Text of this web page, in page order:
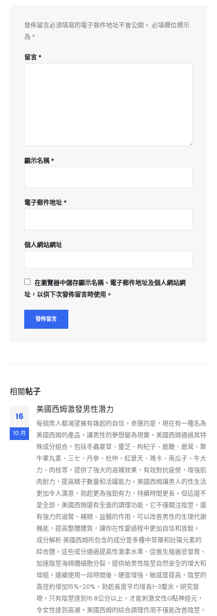
發佈留言必須填寫的電子郵件地址不會公開。 必填欄位標示
為 *
留言 *
顯示名稱*
電子郵件地址 *
個人網站網址
在瀏覽器中儲存顯示名稱、電子郵件地址及個人網站網
址，以供下次發佈留言時使用。
相關帖子
16
10 月
美國西姆激發男性潛力
每個男人都渴望擁有雄起的自信。幸運的是，現在有一種名為
美國西姆的產品，讓男性的夢想變為現實。美國西姆通過其特
殊成分組合，包括冬蟲夏草、靈芝、枸杞子、鹿鞭、鹿茸、犛
牛睾丸素、三七、丹參、杜仲、紅景天、瑪卡、南瓜子、牛大
力、肉桂等，提供了強大的滋補效果，有效對抗疲勞，增強肌
肉耐力，提高精子數量和活躍能力。美國西姆讓男人的性生活
更加令人滿意，勃起更為強勁有力，持續時間更長。但這還不
是全部，美國西姆還有全面的調理功能，它不僅關注陰莖，還
有強力的滋腎、補精、益髓的作用，可以改善男性的生理代謝
機能，提高整體體質，讓你在性愛過程中更加自信和放鬆。
成分解析 美國西姆所包含的成分是多種中草藥和壯陽元素的
綜合體。這些成分通過提高性激素水準、促進生殖器官發育、
加速陰莖海綿體細胞分裂，提供給男性陰莖自然安全的增大和
增粗。連續使用一段時間後，硬度增強，敏感度提高，陰莖的
直徑約增加15%-20%，勃起長度平均增長1-3釐米。研究發
現，只有陰莖達到15.8公分以上，才能刺激女性G點神經元，
令女性達到高潮。美國西姆的綜合調理作用不僅能改善陰莖，